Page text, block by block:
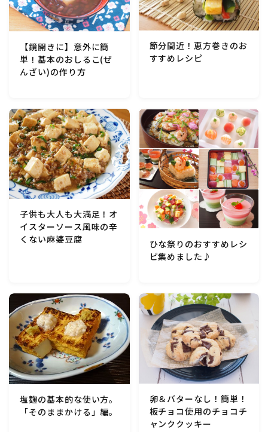
パン・パンケーキ・スコーン・食事パイ・ケークサレ・
粉もの
米/ご飯料理・もち料理
ハム・ベーコン・ソーセー・・スパム・チーズ料理
豆腐・厚揚げ・油揚げ・納豆・豆類・豆製品料理
缶詰料理(ツナ・サバ・いわし・ホタテ貝柱・コーン
等)
行事食(おせち・ハロウィン・クリスマス・雛祭り・子
乾物・海藻・麩料理
お弁当
漬物・ピクルス・保存食・発酵食品
ソース・ドレッシング・たれ・ディップ類
【鏡開きに】意外に簡
単！基本のおしるこ(ぜ
んざい)の作り方
節分間近！恵方巻きのお
すすめレシピ
子供も大人も大満足！オ
イスターソース風味の辛
くない麻婆豆腐
ひな祭りのおすすめレシ
ピ集めました♪
塩麹の基本的な使い方。
「そのままかける」編。
卵＆バターなし！簡単！
板チョコ使用のチョコチ
ャンククッキー